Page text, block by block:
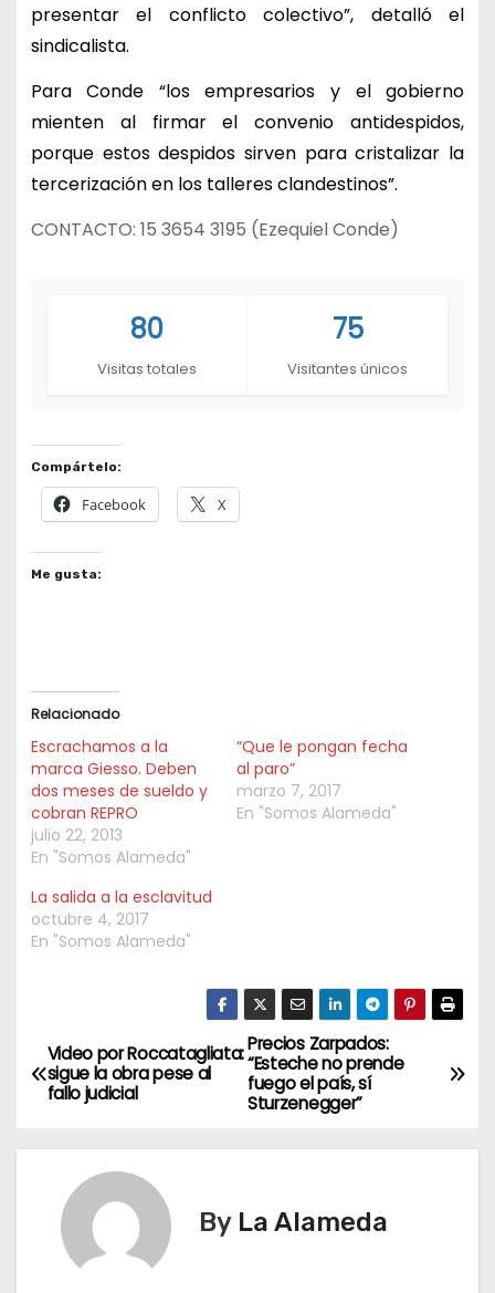
presentar el conflicto colectivo”, detalló el
sindicalista.
Para Conde “los empresarios y el gobierno
mienten al firmar el convenio antidespidos,
porque estos despidos sirven para cristalizar la
tercerización en los talleres clandestinos”.
CONTACTO: 15 3654 3195 (Ezequiel Conde)
80
Visitas totales
75
Visitantes únicos
Compártelo:
Facebook X
Me gusta:
Relacionado
Escrachamos a la
marca Giesso. Deben
dos meses de sueldo y
cobran REPRO
julio 22, 2013
En "Somos Alameda"
“Que le pongan fecha
al paro”
marzo 7, 2017
En "Somos Alameda"
La salida a la esclavitud
octubre 4, 2017
En "Somos Alameda"
N
a
v
Precios Zarpados:
“Esteche no prende
fuego el país, sí
Sturzenegger”
Video por Roccatagliata:
sigue la obra pese al
fallo judicial
By La Alameda